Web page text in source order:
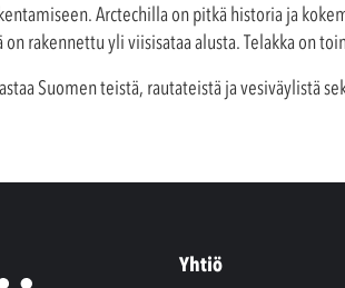
Arctechilla on pitkä historia ja
rakennettu yli viisisataa alusta. Telakka on
Suomen teistä, rautateistä ja vesiväylistä
Yhtiö